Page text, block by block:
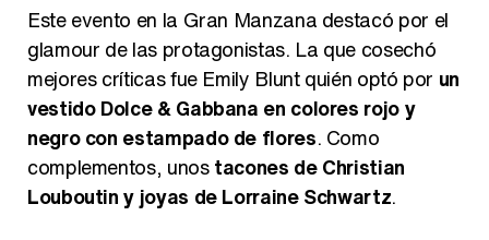
Este evento en la Gran Manzana destacó por el
glamour de las protagonistas. La que cosechó
mejores críticas fue Emily Blunt quién optó por un
vestido Dolce & Gabbana en colores rojo y
negro con estampado de flores. Como
complementos, unostacones de Christian
Louboutin y joyas de Lorraine Schwartz.